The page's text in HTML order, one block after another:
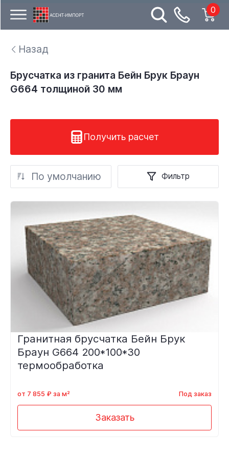
0
Назад
Брусчатка из гранита Бейн Брук Браун
G664 толщиной 30 мм
Получить расчет
По умолчанию Фильтр
Гранитная брусчатка Бейн Брук
Браун G664 200*100*30
термообработка
от 7 855 ₽ за м² Под заказ
Заказать